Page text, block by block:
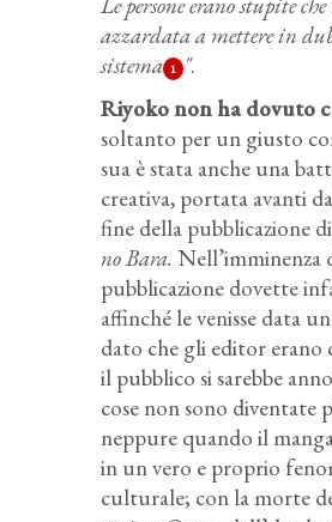
azzardata a mettere in
sistema 1 ".
Riyoko non ha dovuto
soltanto per un giusto
sua è stata anche una
creativa, portata avanti
fine della pubblicazione di
no Bara. Nell’imminenza
pubblicazione dovette
affinché le venisse data
dato che gli editor erano
il pubblico si sarebbe
cose non sono diventate
neppure quando il
in un vero e proprio
culturale; con la morte